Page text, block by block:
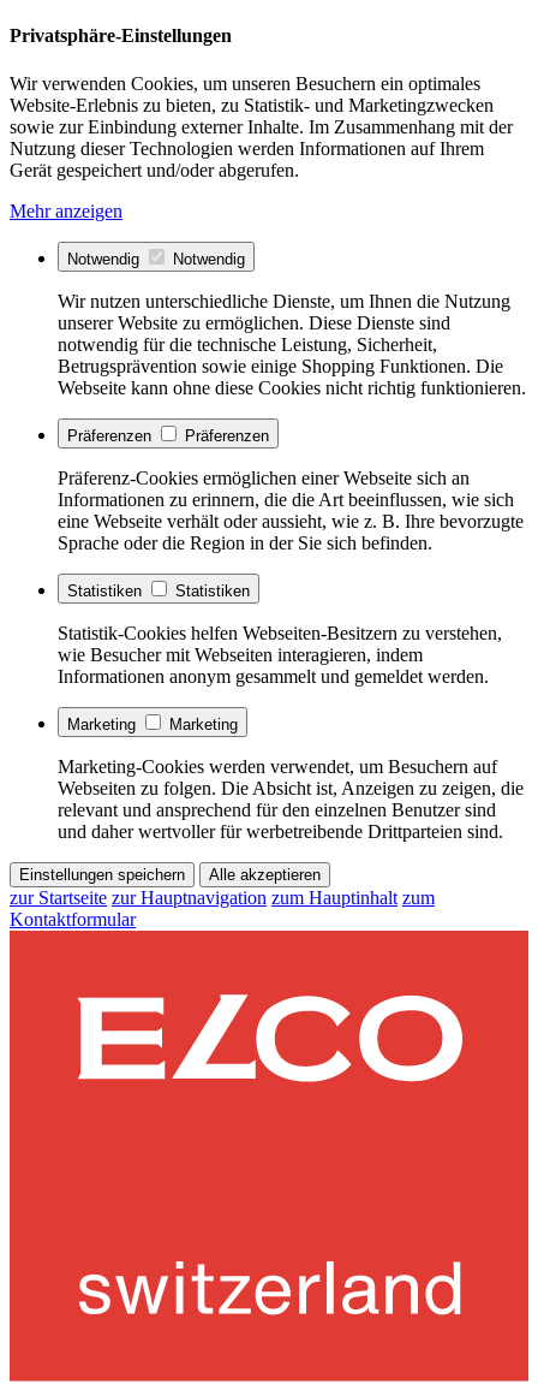
Privatsphäre-Einstellungen
Wir verwenden Cookies, um unseren Besuchern ein optimales
Website-Erlebnis zu bieten, zu Statistik- und Marketingzwecken
sowie zur Einbindung externer Inhalte. Im Zusammenhang mit der
Nutzung dieser Technologien werden Informationen auf Ihrem
Gerät gespeichert und/oder abgerufen.
Mehr anzeigen
Notwendig Notwendig
Wir nutzen unterschiedliche Dienste, um Ihnen die Nutzung
unserer Website zu ermöglichen. Diese Dienste sind
notwendig für die technische Leistung, Sicherheit,
Betrugsprävention sowie einige Shopping Funktionen. Die
Webseite kann ohne diese Cookies nicht richtig funktionieren.
Präferenzen Präferenzen
Präferenz-Cookies ermöglichen einer Webseite sich an
Informationen zu erinnern, die die Art beeinflussen, wie sich
eine Webseite verhält oder aussieht, wie z. B. Ihre bevorzugte
Sprache oder die Region in der Sie sich befinden.
Statistiken Statistiken
Statistik-Cookies helfen Webseiten-Besitzern zu verstehen,
wie Besucher mit Webseiten interagieren, indem
Informationen anonym gesammelt und gemeldet werden.
Marketing Marketing
Marketing-Cookies werden verwendet, um Besuchern auf
Webseiten zu folgen. Die Absicht ist, Anzeigen zu zeigen, die
relevant und ansprechend für den einzelnen Benutzer sind
und daher wertvoller für werbetreibende Drittparteien sind.
Einstellungen speichern Alle akzeptieren
zur Startseite zur Hauptnavigation zum Hauptinhalt zum
Kontaktformular